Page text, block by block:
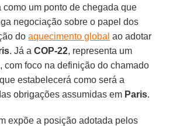
um ponto de chegada que
negociação sobre o papel dos
doaquecimento global ao adotar
. Já a COP-22, representa um
com foco na definição do chamado
que estabelecerá como será a
obrigações assumidas em Paris.
expõe a posição adotada pelos